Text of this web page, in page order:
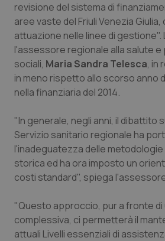
Calabria
Campania
Emilia-Romagna
Lazio
Liguria
Lombardia
Marche
Asma & BPCO
Car-T
Colesterolo &
Diabete & glucometri
Disturbi dell’umore
Dolore
Donna & Salute
revisione del sistema di
aree vaste del Friuli Venezia
attuazione nelle linee di gestione".
l'assessore regionale alla salute e
sociali, Maria Sandra Telesca, in
in meno rispetto allo scorso anno
nella finanziaria del 2014.
"In generale, negli anni, il dibattito
Servizio sanitario regionale ha
l'inadeguatezza delle
storica ed ha ora imposto un
costi standard", spiega
"Questo approccio, pur a fronte di
complessiva, ci permetterà il
attuali Livelli essenziali di